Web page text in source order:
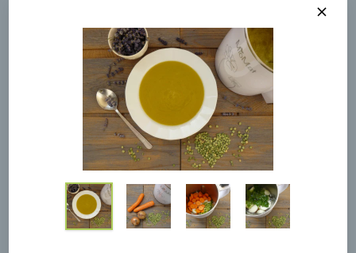
Brokolicová polievka so
syrom
00:25 Zobraziť